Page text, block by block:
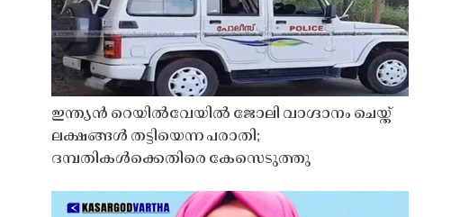
ഇന്ത്യൻ റെയിൽവേയിൽ ജോലി വാഗ്ദാനം ചെയ്ത്
ലക്ഷങ്ങൾ തട്ടിയെന്ന പരാതി;
ദമ്പതികൾക്കെതിരെ കേസെടുത്തു